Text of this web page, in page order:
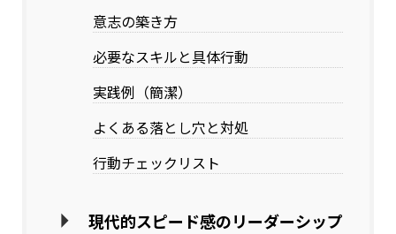
意志の築き方
必要なスキルと具体行動
実践例（簡潔）
よくある落とし穴と対処
行動チェックリスト
現代的スピード感のリーダーシップ